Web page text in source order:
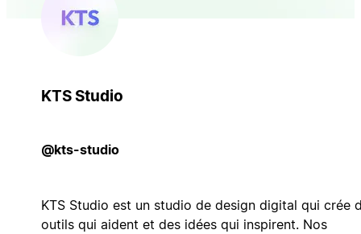
KTS Studio
@kts-studio
KTS Studio est un studio de design digital qui crée
outils qui aident et des idées qui inspirent. Nos